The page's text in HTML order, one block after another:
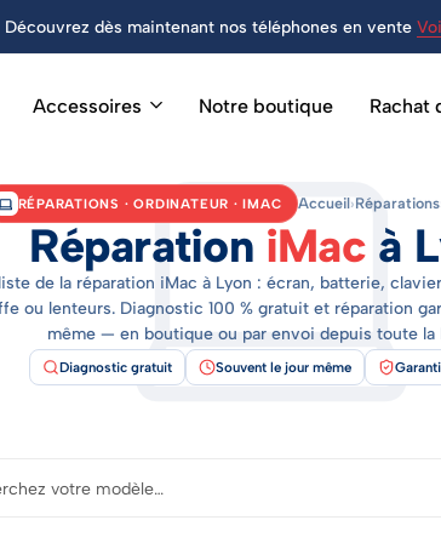
Découvrez dès maintenant nos téléphones en vente
Accessoires Notre boutique Rachat
RÉPARATIONS · ORDINATEUR · IMAC Accueil›Réparations
Réparation iMacà
de la réparation iMac à Lyon : écran, batterie,
ou lenteurs. Diagnostic 100 % gratuit et réparation
même — en boutique ou par envoi depuis toute la
Diagnostic gratuit Souvent le jour même